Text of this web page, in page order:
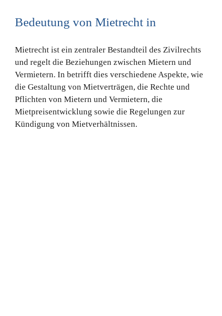
Bedeutung von Mietrecht in
Mietrecht ist ein zentraler Bestandteil des Zivilrechts
und regelt die Beziehungen zwischen Mietern und
Vermietern. In betrifft dies verschiedene Aspekte, wie
die Gestaltung von Mietverträgen, die Rechte und
Pflichten von Mietern und Vermietern, die
Mietpreisentwicklung sowie die Regelungen zur
Kündigung von Mietverhältnissen.